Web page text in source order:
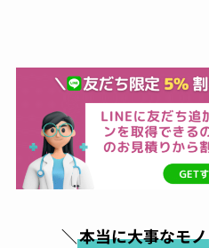
完成。そこから毎日
1ヶ月ほどしてもな
感謝です！これか
購入したらすぐにま
ます！
久
＼本当に大事なモノ